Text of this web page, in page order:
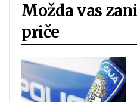
Možda vas
priče